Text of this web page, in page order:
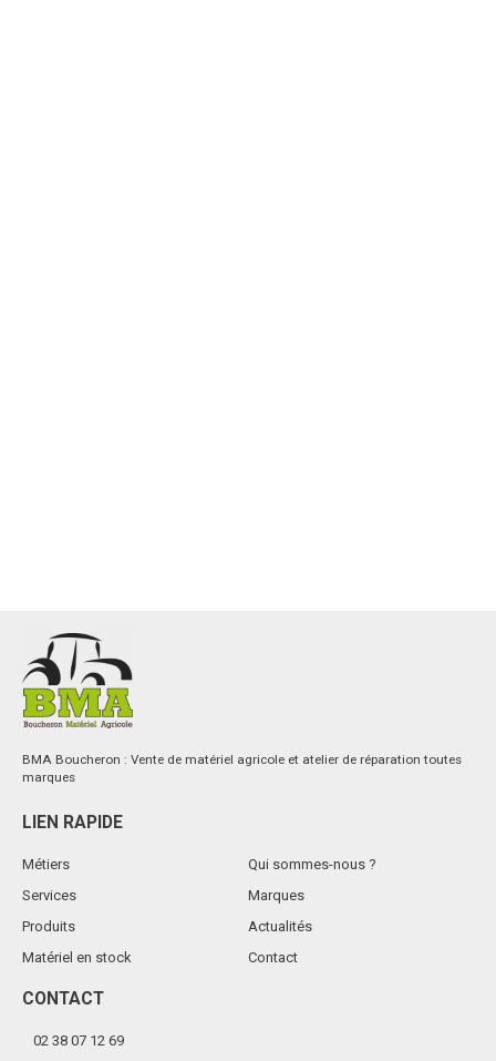
BMA Boucheron : Vente de matériel agricole et atelier de réparation toutes
marques
LIEN RAPIDE
Métiers
Services
Produits
Matériel en stock
Qui sommes-nous ?
Marques
Actualités
Contact
CONTACT
02 38 07 12 69